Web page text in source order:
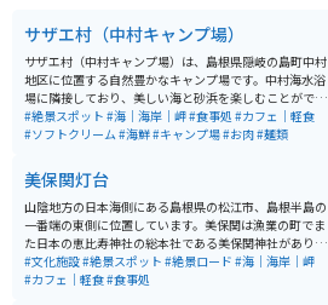
サザエ村（中村キャンプ場）
サザエ村（中村キャンプ場）は、島根県隠岐の島町中村
地区に位置する自然豊かなキャンプ場です。中村海水浴
場に隣接しており、美しい海と砂浜を楽しむことができ
ます。キャンプ場には約50張のテントスペースがあり、
水道やトイレ、シャワーなどの設備が整っています。 名
設され、地元の海産物を味わうことができます。また、
海水浴や観光船での白島崎やよろい岩めぐりも楽しめる
ため、アウトドアを満喫するのに最適なスポットです。
隠岐の自然と食を同時に堪能できるため、観光客にも人
気があります。
#絶景スポット #海｜海岸｜岬#食事処 #カフェ｜軽食
#ソフトクリーム#海鮮#キャンプ場#お肉#麺類
美保関灯台
山陰地方の日本海側にある島根県の松江市、島根半島の
一番端の東側に位置しています。美保関は漁業の町でま
た日本の恵比寿神社の総本社である美保関神社がありま
す。美保関灯台は日本で一番古い灯台と呼ばれていま
す。灯台までの道は山道で、ツーリングをするには丁度
#文化施設#絶景スポット #絶景ロード #海｜海岸｜岬
#カフェ｜軽食#食事処